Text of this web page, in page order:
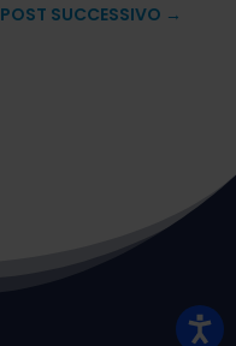
POST SUCCESSIVO →